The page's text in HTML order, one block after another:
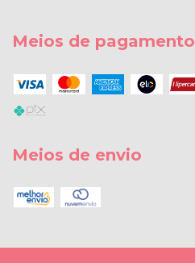
Meios de pagamento
Meios de envio